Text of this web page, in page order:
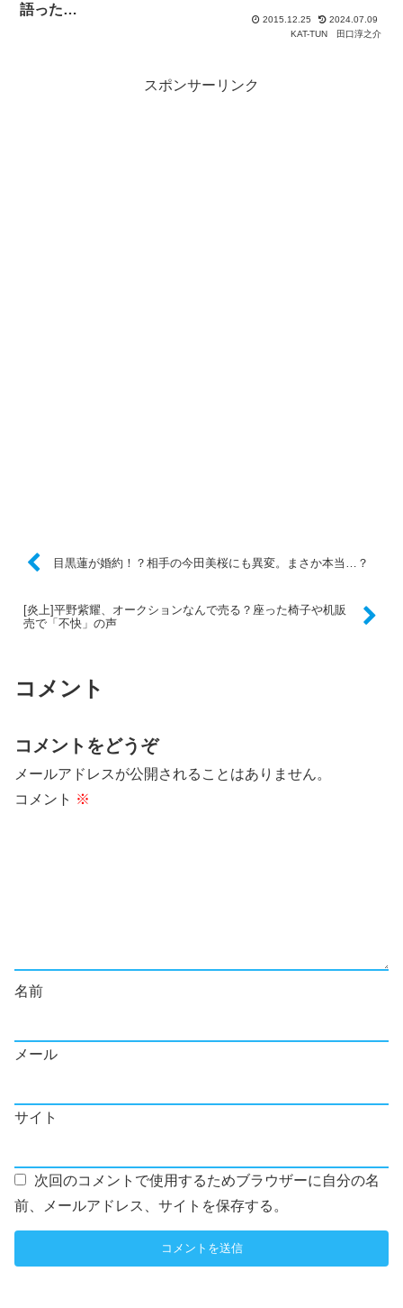
語った…
2015.12.25
2024.07.09
KAT-TUN
田口淳之介
スポンサーリンク
目黒蓮が婚約！？相手の今田美桜にも異変。まさか本当…？
[炎上]平野紫耀、オークションなんで売る？座った椅子や机販
売で「不快」の声
コメント
コメントをどうぞ
メールアドレスが公開されることはありません。
コメント ※
名前
メール
サイト
次回のコメントで使用するためブラウザーに自分の名
前、メールアドレス、サイトを保存する。